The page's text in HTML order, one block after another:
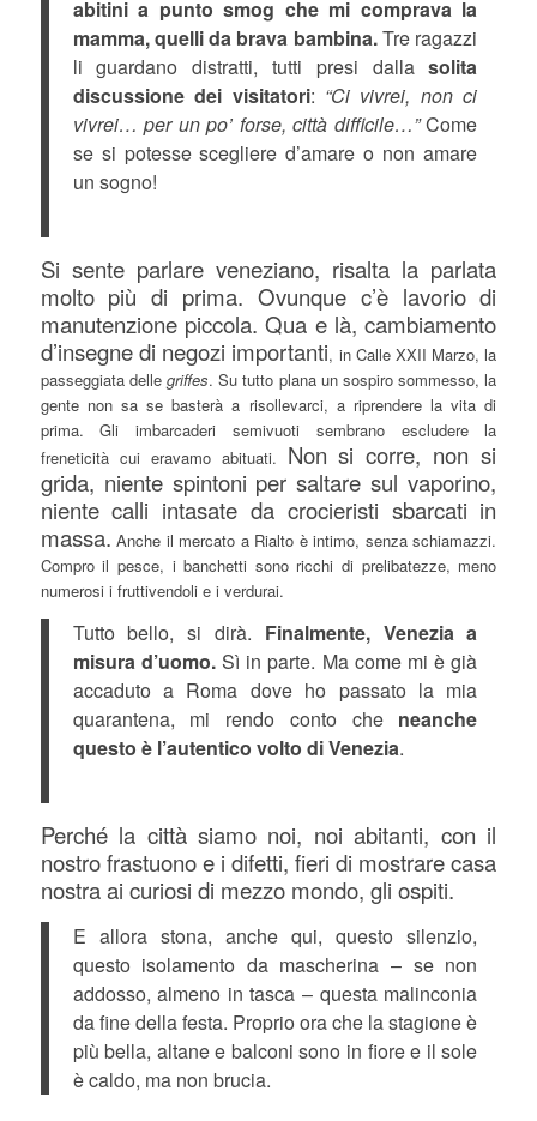
abitini a punto smog che mi comprava la
mamma, quelli da brava bambina.Tre ragazzi
li guardano distratti, tutti presi dallasolita
discussione dei visitatori: “Ci vivrei, non ci
vivrei… per un po’ forse, città difficile…”Come
se si potesse scegliere d’amare o non amare
un sogno!
Si sente parlare veneziano, risalta la parlata
molto più di prima. Ovunque c’è lavorio di
manutenzione piccola. Qua e là, cambiamento
d’insegne di negozi importanti, in Calle XXII Marzo, la
passeggiata delle griffes. Su tutto plana un sospiro sommesso, la
gente non sa se basterà a risollevarci, a riprendere la vita di
prima. Gli imbarcaderi semivuoti sembrano escludere la
freneticità cui eravamo abituati. Non si corre, non si
grida, niente spintoni per saltare sul vaporino,
niente calli intasate da crocieristi sbarcati in
massa. Anche il mercato a Rialto è intimo, senza schiamazzi.
Compro il pesce, i banchetti sono ricchi di prelibatezze, meno
numerosi i fruttivendoli e i verdurai.
Tutto bello, si dirà. Finalmente, Venezia a
misura d’uomo.Sì in parte. Ma come mi è già
accaduto a Roma dove ho passato la mia
quarantena, mi rendo conto cheneanche
questo è l’autentico volto di Venezia.
Perché la città siamo noi, noi abitanti, con il
nostro frastuono e i difetti, fieri di mostrare casa
nostra ai curiosi di mezzo mondo, gli ospiti.
E allora stona, anche qui, questo silenzio,
questo isolamento da mascherina – se non
addosso, almeno in tasca – questa malinconia
da fine della festa. Proprio ora che la stagione è
più bella, altane e balconi sono in fiore e il sole
è caldo, ma non brucia.